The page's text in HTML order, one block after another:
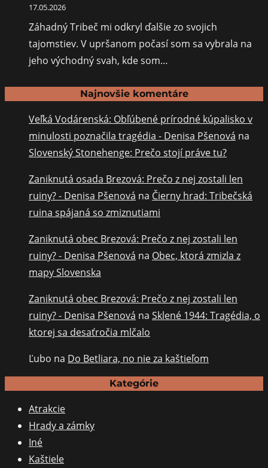
17.05.2026
Záhadný Tribeč mi odkryl ďalšie zo svojich
tajomstiev. V upršanom počasí som sa vybrala na
jeho východný svah, kde som…
Najnovšie komentáre
Veľká Vodárenská: Obľúbené prírodné kúpalisko v
minulosti poznačila tragédia - Denisa Pšenová na
Slovenský Stonehenge: Prečo stojí práve tu?
Zaniknutá osada Brezová: Prečo z nej zostali len
ruiny? - Denisa Pšenová na Čierny hrad: Tribečská
ruina spájaná so zmiznutiami
Zaniknutá obec Brezová: Prečo z nej zostali len
ruiny? - Denisa Pšenová na Obec, ktorá zmizla z
mapy Slovenska
Zaniknutá obec Brezová: Prečo z nej zostali len
ruiny? - Denisa Pšenová na Sklené 1944: Tragédia, o
ktorej sa desaťročia mlčalo
Ľubo na Do Betliara, no nie za kaštieľom
Kategórie
Atrakcie
Hrady a zámky
Iné
Kaštiele